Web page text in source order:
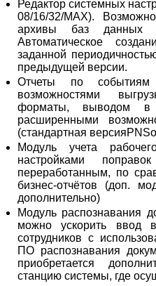
Редактор системных
08/16/32/MAX).
архивы баз данных
Автоматическое
заданной
предыдущей версии.
Отчеты по
возможностями
форматы, выводом в
расширенными
(стандартная
Модуль учета
настройками
переработанным, по
бизнес-отчётов (доп.
дополнительно)
Модуль распознавания
можно ускорить ввод
сотрудников с
ПО распознавания
приобретается
станцию системы, где